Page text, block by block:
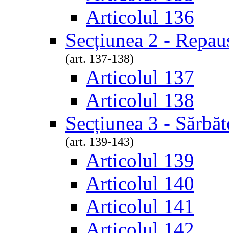
Articolul 136
Secțiunea 2 -
(art. 137-138)
Articolul 137
Articolul 138
Secțiunea 3 -
(art. 139-143)
Articolul 139
Articolul 140
Articolul 141